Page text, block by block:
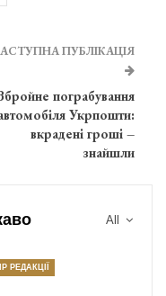
ПУБЛІКАЦІЯ
пограбування
Укрпошти:
вкрадені гроші –
знайшли
All
РЕДАКЦІЇ